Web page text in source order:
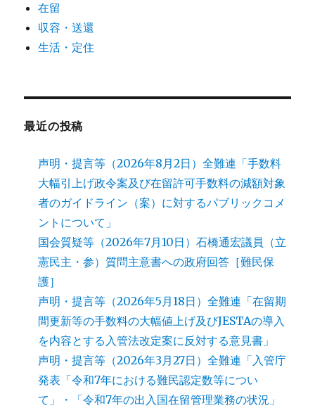
在留
収容・送還
生活・定住
最近の投稿
声明・提言等（2026年8月2日）全難連「手数料
大幅引上げ政令案及び在留許可手数料の減額対象
者のガイドライン（案）に対するパブリックコメ
ントについて」
国会質疑等（2026年7月10日）石橋通宏議員（立
憲民主・参）質問主意書への政府回答［難民保
護］
声明・提言等（2026年5月18日）全難連「在留期
間更新等の手数料の大幅値上げ及びJESTAの導入
を内容とする入管法改定案に反対する意見書」
声明・提言等（2026年3月27日）全難連「入管庁
発表「令和7年における難民認定数等につい
て」・「令和7年の出入国在留管理業務の状況」